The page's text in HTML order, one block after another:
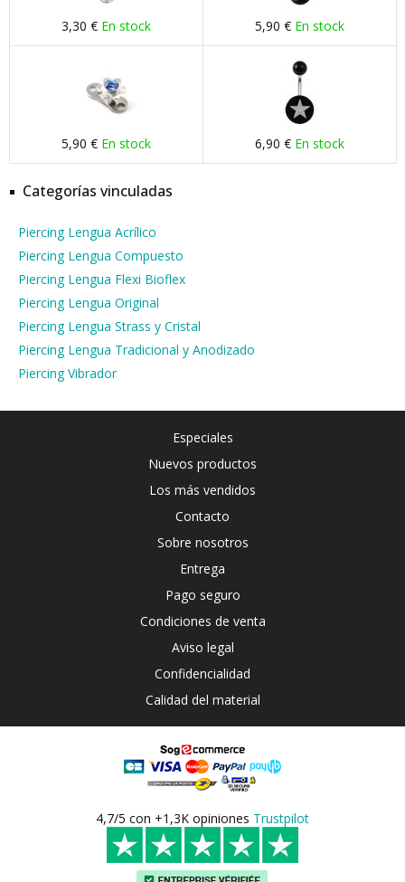
3,30 € En stock 5,90 € En stock
5,90 € En stock 6,90 € En stock
Categorías vinculadas
Piercing Lengua Acrílico
Piercing Lengua Compuesto
Piercing Lengua Flexi Bioflex
Piercing Lengua Original
Piercing Lengua Strass y Cristal
Piercing Lengua Tradicional y Anodizado
Piercing Vibrador
Especiales
Nuevos productos
Los más vendidos
Contacto
Sobre nosotros
Entrega
Pago seguro
Condiciones de venta
Aviso legal
Confidencialidad
Calidad del material
4,7/5 con +1,3K opiniones Trustpilot